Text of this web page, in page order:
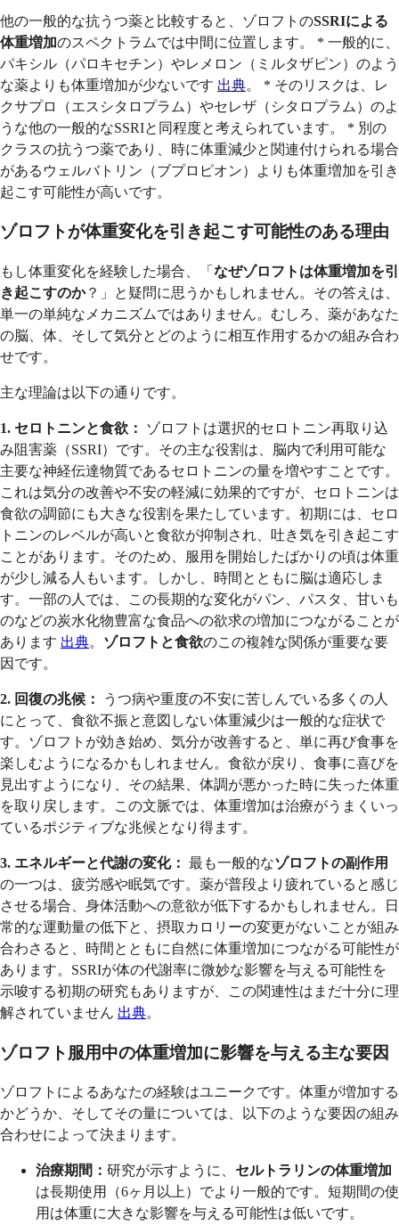
他の一般的な抗うつ薬と比較すると、ゾロフトのSSRIによる
体重増加のスペクトラムでは中間に位置します。 * 一般的に、
パキシル（パロキセチン）やレメロン（ミルタザピン）のよう
な薬よりも体重増加が少ないです 出典。 * そのリスクは、レ
クサプロ（エスシタロプラム）やセレザ（シタロプラム）のよ
うな他の一般的なSSRIと同程度と考えられています。 * 別の
クラスの抗うつ薬であり、時に体重減少と関連付けられる場合
があるウェルバトリン（ブプロピオン）よりも体重増加を引き
起こす可能性が高いです。
ゾロフトが体重変化を引き起こす可能性のある理由
もし体重変化を経験した場合、「 なぜゾロフトは体重増加を引
き起こすのか？」と疑問に思うかもしれません。その答えは、
単一の単純なメカニズムではありません。むしろ、薬があなた
の脳、体、そして気分とどのように相互作用するかの組み合わ
せです。
主な理論は以下の通りです。
1. セロトニンと食欲：
ゾロフトは選択的セロトニン再取り込
み阻害薬（SSRI）です。その主な役割は、脳内で利用可能な
主要な神経伝達物質であるセロトニンの量を増やすことです。
これは気分の改善や不安の軽減に効果的ですが、セロトニンは
食欲の調節にも大きな役割を果たしています。初期には、セロ
トニンのレベルが高いと食欲が抑制され、吐き気を引き起こす
ことがあります。そのため、服用を開始したばかりの頃は体重
が少し減る人もいます。しかし、時間とともに脳は適応しま
す。一部の人では、この長期的な変化がパン、パスタ、甘いも
のなどの炭水化物豊富な食品への欲求の増加につながることが
あります 出典。 ゾロフトと食欲のこの複雑な関係が重要な要
因です。
2. 回復の兆候：
うつ病や重度の不安に苦しんでいる多くの人
にとって、食欲不振と意図しない体重減少は一般的な症状で
す。ゾロフトが効き始め、気分が改善すると、単に再び食事を
楽しむようになるかもしれません。食欲が戻り、食事に喜びを
見出すようになり、その結果、体調が悪かった時に失った体重
を取り戻します。この文脈では、体重増加は治療がうまくいっ
ているポジティブな兆候となり得ます。
3. エネルギーと代謝の変化： 最も一般的なゾロフトの副作用
の一つは、疲労感や眠気です。薬が普段より疲れていると感じ
させる場合、身体活動への意欲が低下するかもしれません。日
常的な運動量の低下と、摂取カロリーの変更がないことが組み
合わさると、時間とともに自然に体重増加につながる可能性が
あります。SSRIが体の代謝率に微妙な影響を与える可能性を
示唆する初期の研究もありますが、この関連性はまだ十分に理
解されていません 出典。
ゾロフト服用中の体重増加に影響を与える主な要因
ゾロフトによるあなたの経験はユニークです。体重が増加する
かどうか、そしてその量については、以下のような要因の組み
合わせによって決まります。
治療期間： 研究が示すように、 セルトラリンの体重増加
は長期使用（6ヶ月以上）でより一般的です。短期間の使
用は体重に大きな影響を与える可能性は低いです。